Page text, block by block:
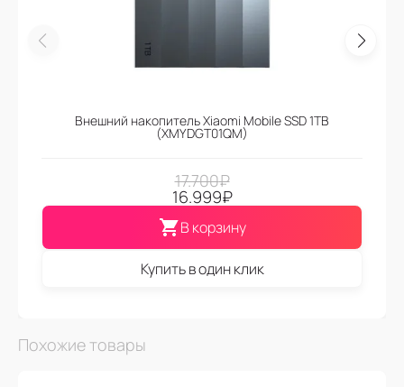
Внешний накопитель Xiaomi Mobile SSD 1TB
(XMYDGT01QM)
17.700₽
16.999₽
В корзину
Купить в один клик
Похожие товары